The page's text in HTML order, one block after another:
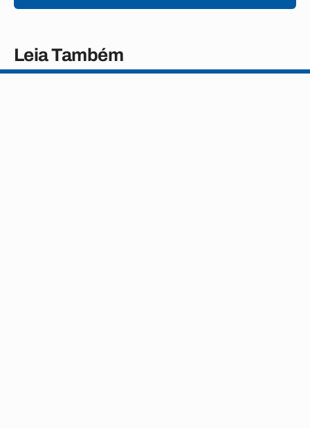
Leia Também